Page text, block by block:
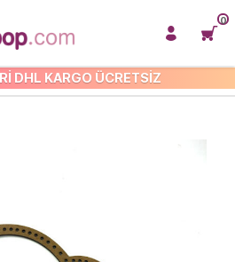
DHL KARGO ÜCRETSİZ
0